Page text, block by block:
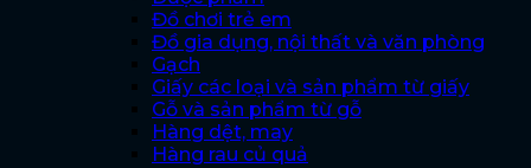
Đồ chơi trẻ em
Đồ gia dụng, nội thất và văn phòng
Gạch
Giấy các loại và sản phẩm từ giấy
Gỗ và sản phẩm từ gỗ
Hàng dệt, may
Hàng rau củ quả